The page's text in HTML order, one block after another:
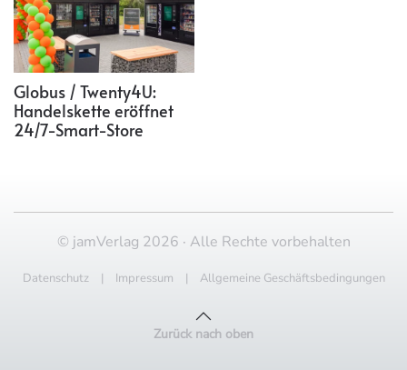
Globus / Twenty4U:
Handelskette eröffnet
24/7-Smart-Store
© jamVerlag 2026 · Alle Rechte vorbehalten
Datenschutz| Impressum | Allgemeine Geschäftsbedingungen
Zurück nach oben